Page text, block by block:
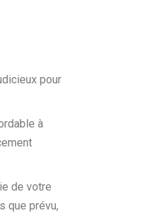
pour
à
de votre
que prévu,